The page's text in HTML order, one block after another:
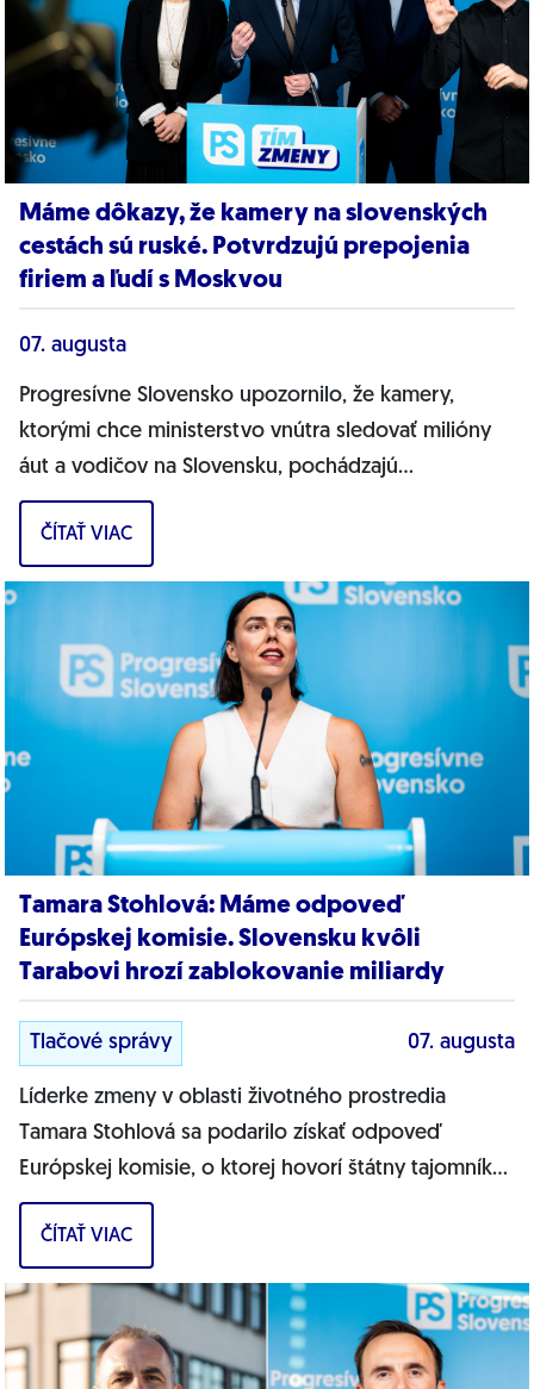
Máme dôkazy, že kamery na slovenských
cestách sú ruské. Potvrdzujú prepojenia
firiem a ľudí s Moskvou
07. augusta
Progresívne Slovensko upozornilo, že kamery,
ktorými chce ministerstvo vnútra sledovať milióny
áut a vodičov na Slovensku, pochádzajú
pravdepodobne z Ruska. Dnes hnutie prinieslo
dôkazy,...
ČÍTAŤ VIAC
Tamara Stohlová: Máme odpoveď
Európskej komisie. Slovensku kvôli
Tarabovi hrozí zablokovanie miliardy
Tlačové správy 07. augusta
Líderke zmeny v oblasti životného prostredia
Tamara Stohlová sa podarilo získať odpoveď
Európskej komisie, o ktorej hovorí štátny tajomník
MŽP Filip Kuffa. Môžem jednoznačne...
ČÍTAŤ VIAC